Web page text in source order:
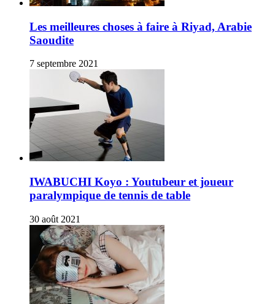
Les meilleures choses à faire à Riyad, Arabie
Saoudite
7 septembre 2021
IWABUCHI Koyo : Youtubeur et joueur
paralympique de tennis de table
30 août 2021